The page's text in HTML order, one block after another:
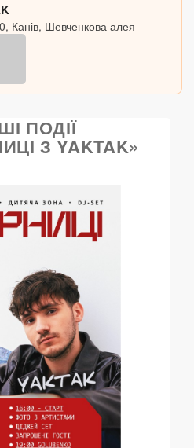
Канів, Шевченкова алея
ПОДІЇ
З YAKTAK»